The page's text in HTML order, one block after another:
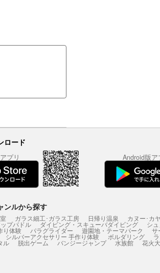
ロード
プリ Android版ア
ンルから探す
ガラス細工･ガラス工房 日帰り温泉 カヌー･カ
プパドル ダイビング・スキューバダイビング シ
り体験 パラグライダー 遊園地・テーマパーク サ
シルバーアクセサリー 手作り体験 ボルダリング
ル 脱出ゲーム バンジージャンプ 水族館 花火